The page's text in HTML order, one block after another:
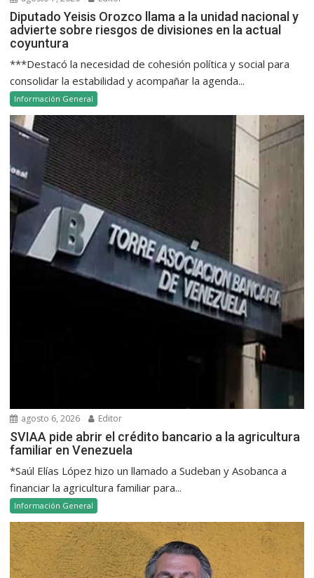
Diputado Yeisis Orozco llama a la unidad nacional y
advierte sobre riesgos de divisiones en la actual
coyuntura
***Destacó la necesidad de cohesión política y social para
consolidar la estabilidad y acompañar la agenda...
Información General
agosto 6, 2026 Editor
SVIAA pide abrir el crédito bancario a la agricultura
familiar en Venezuela
*Saúl Elías López hizo un llamado a Sudeban y Asobanca a
financiar la agricultura familiar para...
Información General